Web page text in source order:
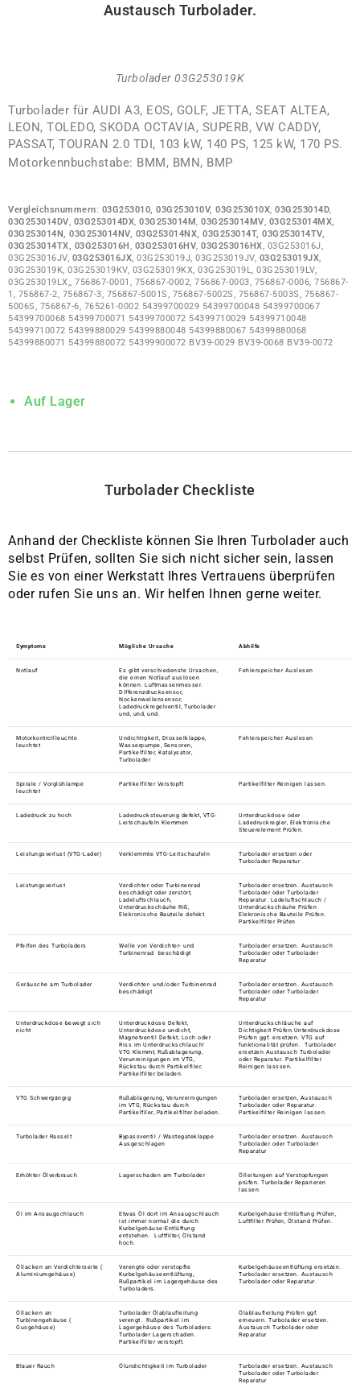
Austausch Turbolader.
Turbolader 03G253019K
Turbolader für AUDI A3, EOS, GOLF, JETTA, SEAT ALTEA,
LEON, TOLEDO, SKODA OCTAVIA, SUPERB, VW CADDY,
PASSAT, TOURAN 2.0 TDI, 103 kW, 140 PS, 125 kW, 170 PS.
Motorkennbuchstabe: BMM, BMN, BMP
Vergleichsnummern: 03G253010, 03G253010V, 03G253010X, 03G253014D,
03G253014DV, 03G253014DX, 03G253014M, 03G253014MV, 03G253014MX,
03G253014N, 03G253014NV, 03G253014NX, 03G253014T, 03G253014TV,
03G253014TX, 03G253016H , 03G253016HV, 03G253016HX, 03G253016J,
03G253016JV, 03G253016JX, 03G253019J, 03G253019JV, 03G253019JX,
03G253019K, 03G253019KV, 03G253019KX, 03G253019L, 03G253019LV,
03G253019LX,, 756867-0001, 756867-0002, 756867-0003, 756867-0006, 756867-
1, 756867-2, 756867-3, 756867-5001S, 756867-5002S, 756867-5003S, 756867-
5006S, 756867-6, 765261-0002 54399700029 54399700048 54399700067
54399700068 54399700071 54399700072 54399710029 54399710048
54399710072 54399880029 54399880048 54399880067 54399880068
54399880071 54399880072 54399900072 BV39-0029 BV39-0068 BV39-0072
Auf Lager
TurboladerCheckliste
Anhand der Checkliste können Sie Ihren Turbolader auch
selbst Prüfen, sollten Sie sich nicht sicher sein, lassen
Sie es von einer Werkstatt Ihres Vertrauens überprüfen
oder rufen Sie uns an. Wir helfen Ihnen gerne weiter.
Symptome Mögliche Ursache Abhilfe
Notlauf
Es gibt verschiedenste Ursachen,
die einen Notlauf auslösen
können. Luftmassenmesser.
Differenzdrucksensor,
Nockenwellensensor,
Ladedruckregelventil, Turbolader
und, und, und.
Fehlerspeicher Auslesen
Motorkontrollleuchte
leuchtet
Undichtigkeit, Drosselklappe,
Wasserpumpe, Sensoren,
Partikelfilter, Katalysator,
Turbolader
Fehlerspeicher Auslesen
Spirale / Vorglühlampe
leuchtet
Partikelfilter Verstopft Partikelfilter Reinigen lassen.
Ladedruck zu hoch
Ladedrucksteuerung defekt, VTG-
Leitschaufeln Klemmen
Unterdruckdose oder
Ladedruckregler, Elektronische
Steuerelement Prüfen.
Leistungsverlust (VTG-Lader) Verklemmte VTG-Leitschaufeln
Turbolader ersetzen oder
Turbolader Reparatur
Leistungsverlust
Verdichter oder Turbinenrad
beschädigt oder zerstört,
Ladeluftschlauch,
Unterdruckschäuhe Riß,
Elekronische Bauteile defekt.
Turbolader ersetzen. Austausch
Turbolader oder Turbolader
Reparatur. Ladeluftschlauch /
Unterdruckschäuhe Prüfen
Elekronische Bauteile Prüfen.
Partikelfilter Prüfen
Pfeifen des Turboladers
Welle von Verdichter- und
Turbinenrad beschädigt
Turbolader ersetzen. Austausch
Turbolader oder Turbolader
Reparatur
Geräusche am Turbolader
Verdichter- und/oder Turbinenrad
beschädigt
Turbolader ersetzen. Austausch
Turbolader oder Turbolader
Reparatur
Unterdruckdose bewegt sich
nicht
Unterdruckdose Defekt,
Unterdruckdose undicht,
Magnetventil Defekt, Loch oder
Riss im Unterdruckschlauch!
VTG Klemmt, Rußablagerung,
Verunreinigungen im VTG,
Rückstau durch Partikelfiler,
Partikelfilter beladen.
Unterdruckschläuche auf
Dichtigkeit Prüfen.Unterdruckdose
Prüfen ggf. ersetzen. VTG auf
funktionalität prüfen. Turbolader
ersetzen Austausch Turbolader
oder Reparatur. Partikelfilter
Reinigen lasssen.
VTG Schwergängig
Rußablagerung, Verunreinigungen
im VTG, Rückstau durch
Partikelfiler, Partikelfilter beladen.
Turbolader ersetzen, Austausch
Turbolader oder Reparatur.
Partikelfilter Reinigen lassen.
Turbolader Rasselt
Bypassventil / Wastegateklappe
Ausgeschlagen
Turbolader ersetzen. Austausch
Turbolader oder Turbolader
Reparatur
Erhöhter Ölverbrauch Lagerschaden am Turbolader
Ölleitungen auf Verstopfungen
prüfen. Turbolader Reparieren
lassen.
Öl im Ansaugschlauch
Etwas Öl dort im Ansaugschlauch
ist immer normal die durch
Kurbelgehäuse-Entlüftung
entstehen. Luftfilter, Ölstand
hoch.
Kurbelgehäuse-Entlüftung Prüfen,
Luftfilter Prüfen, Ölstand Prüfen.
Öllacken an Verdichterseite (
Aluminiumgehäuse)
Verengte oder verstopfte
Kurbelgehäuseentlüftung,
Rußpartikel im Lagergehäuse des
Turboladers.
Kurbelgehäuseentlüftung ersetzen.
Turbolader ersetzen. Austausch
Turbolader oder Reparatur.
Öllacken an
Turbinengehäuse (
Gusgehäuse)
Turbolader Ölablaufleitung
verengt. Rußpartikel im
Lagergehäuse des Turboladers.
Turbolader Lagerschaden.
Partikelfilter verstopft.
Ölablaufleitung Prüfen ggf.
erneuern. Turbolader ersetzen.
Austausch Turbolader oder
Reparatur
Blauer Rauch Ölundichtigkeit im Turbolader
Turbolader ersetzen. Austausch
Turbolader oder Turbolader
Reparatur